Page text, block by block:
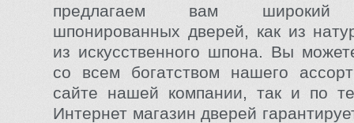
предлагаем вам широкий
шпонированных дверей, как из
из искусственного шпона. Вы
со всем богатством нашего
сайте нашей компании, так и по
Интернет магазин дверей